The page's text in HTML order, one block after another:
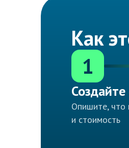
Как
1
Опишите, что
и стоимость